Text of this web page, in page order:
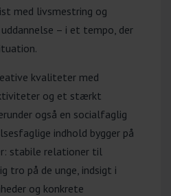
med livsmestring og
– i et tempo, der
kvaliteter med
og et stærkt
også en socialfaglig
indhold bygger på
stabile relationer til
tro på de unge, indsigt i
og konkrete